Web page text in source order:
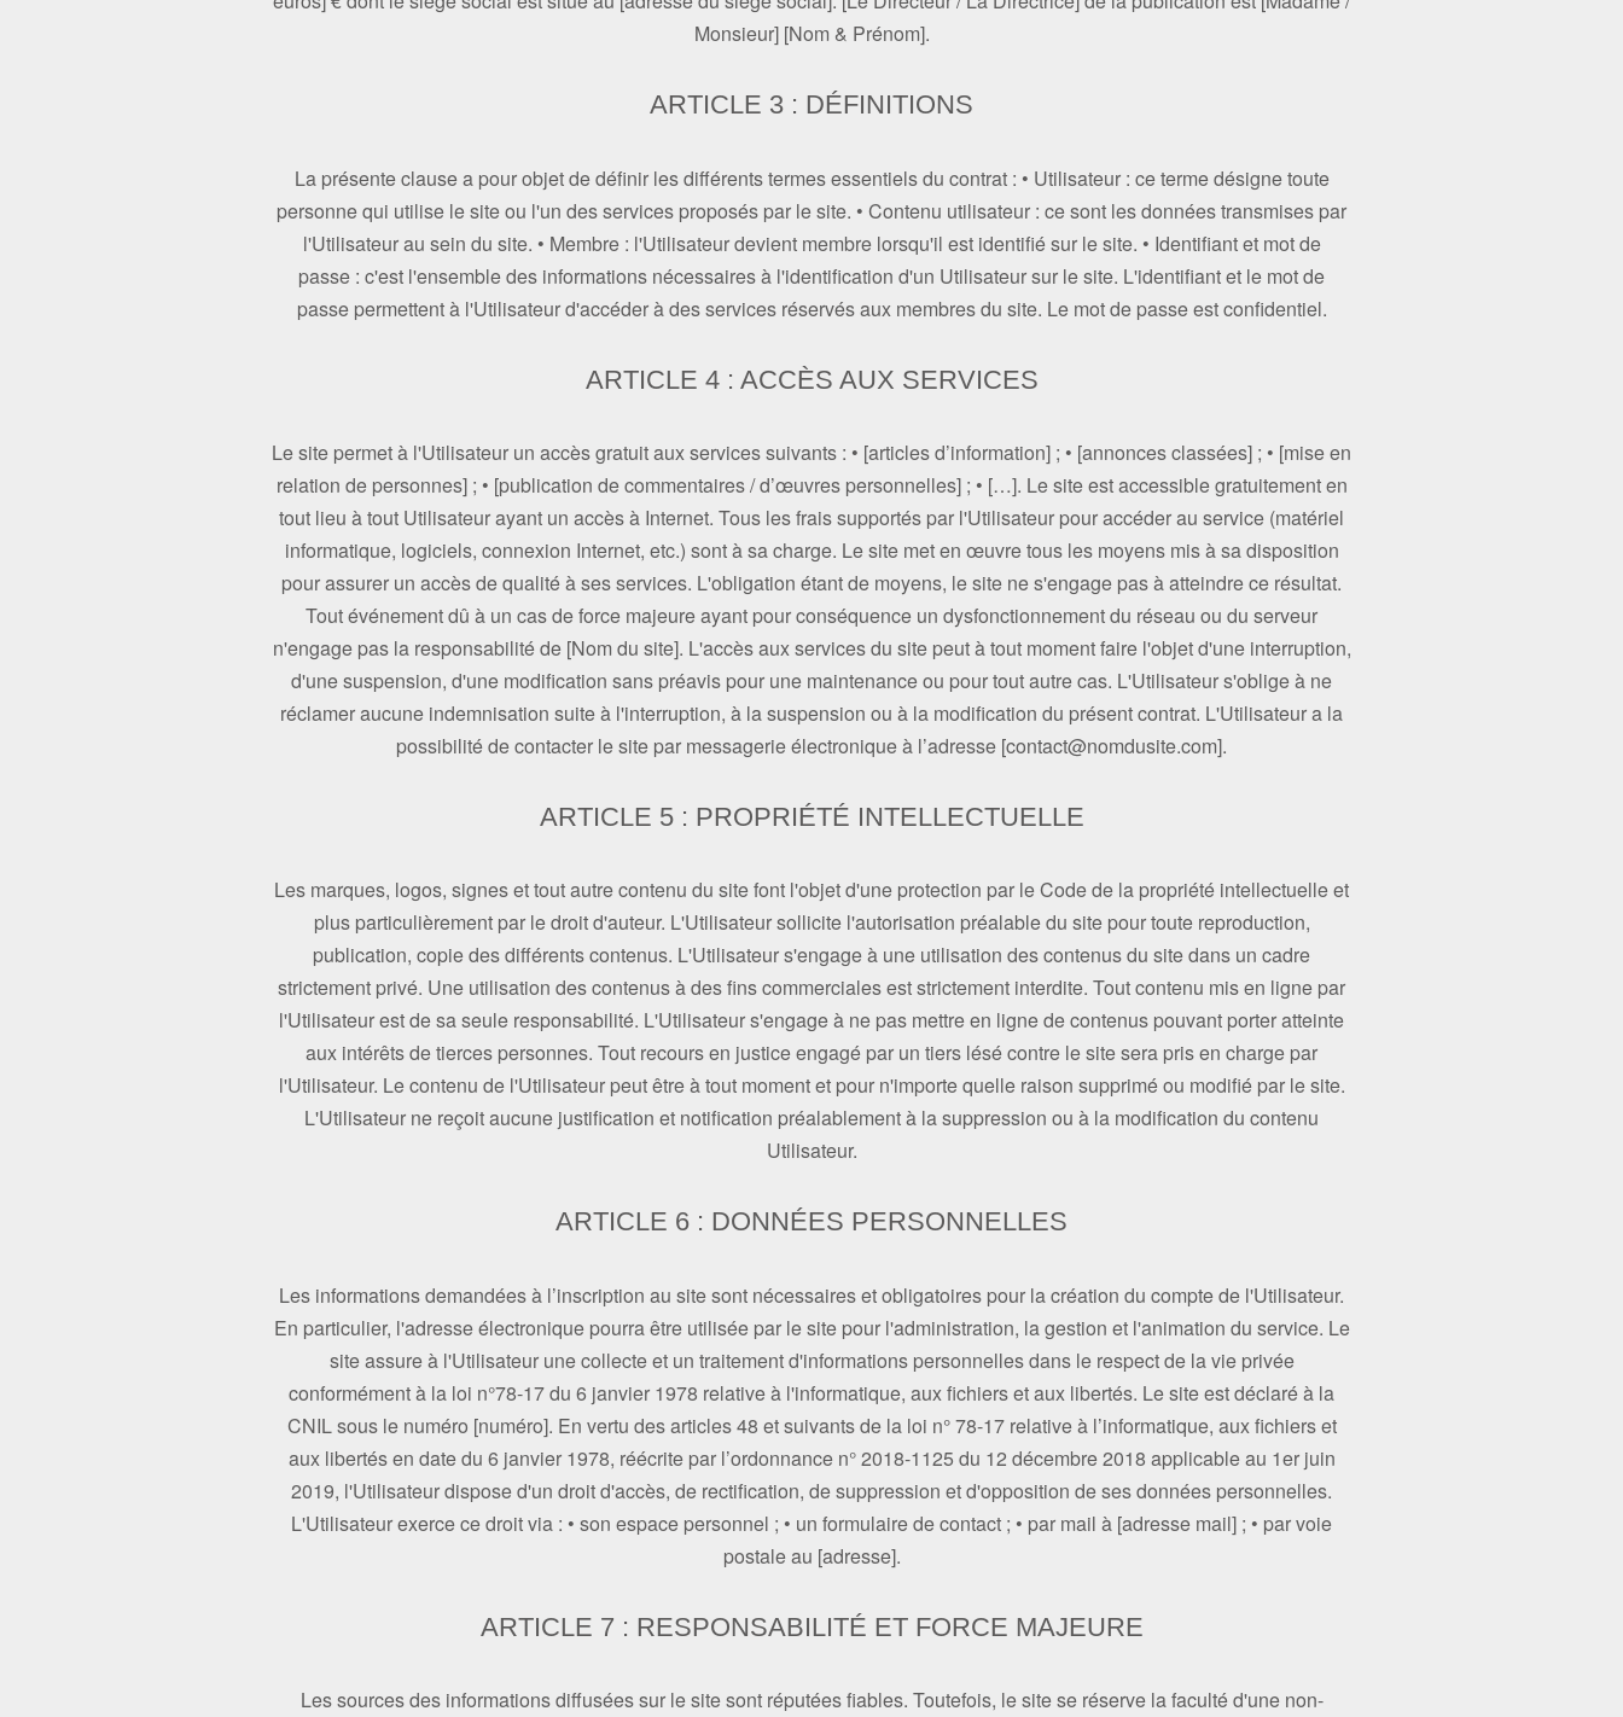
Monsieur] [Nom & Prénom].
ARTICLE 3 : DÉFINITIONS
La présente clause a pour objet de définir les différents termes essentiels du contrat : • Utilisateur : ce terme désigne toute
personne qui utilise le site ou l'un des services proposés par le site. • Contenu utilisateur : ce sont les données transmises par
l'Utilisateur au sein du site. • Membre : l'Utilisateur devient membre lorsqu'il est identifié sur le site. • Identifiant et mot de
passe : c'est l'ensemble des informations nécessaires à l'identification d'un Utilisateur sur le site. L'identifiant et le mot de
passe permettent à l'Utilisateur d'accéder à des services réservés aux membres du site. Le mot de passe est confidentiel.
ARTICLE 4 : ACCÈS AUX SERVICES
Le site permet à l'Utilisateur un accès gratuit aux services suivants : • [articles d’information] ; • [annonces classées] ; • [mise en
relation de personnes] ; • [publication de commentaires / d’œuvres personnelles] ; • […]. Le site est accessible gratuitement en
tout lieu à tout Utilisateur ayant un accès à Internet. Tous les frais supportés par l'Utilisateur pour accéder au service (matériel
informatique, logiciels, connexion Internet, etc.) sont à sa charge. Le site met en œuvre tous les moyens mis à sa disposition
pour assurer un accès de qualité à ses services. L'obligation étant de moyens, le site ne s'engage pas à atteindre ce résultat.
Tout événement dû à un cas de force majeure ayant pour conséquence un dysfonctionnement du réseau ou du serveur
n'engage pas la responsabilité de [Nom du site]. L'accès aux services du site peut à tout moment faire l'objet d'une interruption,
d'une suspension, d'une modification sans préavis pour une maintenance ou pour tout autre cas. L'Utilisateur s'oblige à ne
réclamer aucune indemnisation suite à l'interruption, à la suspension ou à la modification du présent contrat. L'Utilisateur a la
possibilité de contacter le site par messagerie électronique à l’adresse [contact@nomdusite.com].
ARTICLE 5 : PROPRIÉTÉ INTELLECTUELLE
Les marques, logos, signes et tout autre contenu du site font l'objet d'une protection par le Code de la propriété intellectuelle et
plus particulièrement par le droit d'auteur. L'Utilisateur sollicite l'autorisation préalable du site pour toute reproduction,
publication, copie des différents contenus. L'Utilisateur s'engage à une utilisation des contenus du site dans un cadre
strictement privé. Une utilisation des contenus à des fins commerciales est strictement interdite. Tout contenu mis en ligne par
l'Utilisateur est de sa seule responsabilité. L'Utilisateur s'engage à ne pas mettre en ligne de contenus pouvant porter atteinte
aux intérêts de tierces personnes. Tout recours en justice engagé par un tiers lésé contre le site sera pris en charge par
l'Utilisateur. Le contenu de l'Utilisateur peut être à tout moment et pour n'importe quelle raison supprimé ou modifié par le site.
L'Utilisateur ne reçoit aucune justification et notification préalablement à la suppression ou à la modification du contenu
Utilisateur.
ARTICLE 6 : DONNÉES PERSONNELLES
Les informations demandées à l’inscription au site sont nécessaires et obligatoires pour la création du compte de l'Utilisateur.
En particulier, l'adresse électronique pourra être utilisée par le site pour l'administration, la gestion et l'animation du service. Le
site assure à l'Utilisateur une collecte et un traitement d'informations personnelles dans le respect de la vie privée
conformément à la loi n°78-17 du 6 janvier 1978 relative à l'informatique, aux fichiers et aux libertés. Le site est déclaré à la
CNIL sous le numéro [numéro]. En vertu des articles 48 et suivants de la loi n° 78-17 relative à l’informatique, aux fichiers et
aux libertés en date du 6 janvier 1978, réécrite par l’ordonnance n° 2018-1125 du 12 décembre 2018 applicable au 1er juin
2019, l'Utilisateur dispose d'un droit d'accès, de rectification, de suppression et d'opposition de ses données personnelles.
L'Utilisateur exerce ce droit via : • son espace personnel ; • un formulaire de contact ; • par mail à [adresse mail] ; • par voie
postale au [adresse].
ARTICLE 7 : RESPONSABILITÉ ET FORCE MAJEURE
Les sources des informations diffusées sur le site sont réputées fiables. Toutefois, le site se réserve la faculté d'une non-